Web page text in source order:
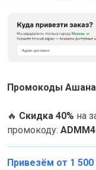
Промокоды Ашана
🔥 Cкидка 40% на
промокоду:
Привезём от 1 500